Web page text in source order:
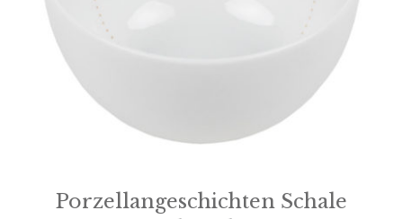
Porzellangeschichten Schale